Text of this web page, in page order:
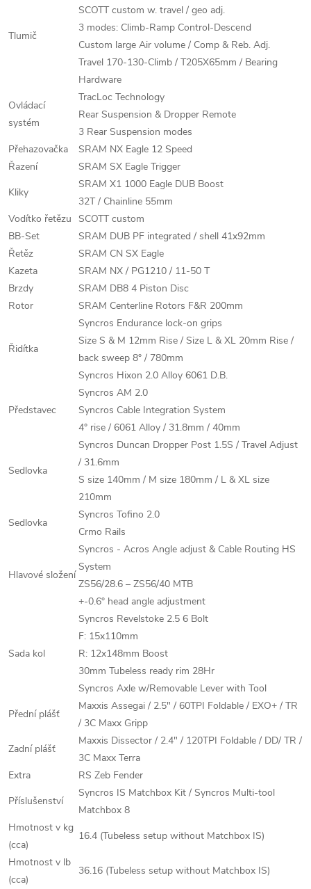
Tlumič
SCOTT custom w. travel / geo adj.
3 modes: Climb-Ramp Control-Descend
Custom large Air volume / Comp & Reb. Adj.
Travel 170-130-Climb / T205X65mm / Bearing
Hardware
Ovládací
systém
TracLoc Technology
Rear Suspension & Dropper Remote
3 Rear Suspension modes
Přehazovačka
SRAM NX Eagle 12 Speed
Řazení
SRAM SX Eagle Trigger
Kliky
SRAM X1 1000 Eagle DUB Boost
32T / Chainline 55mm
Vodítko řetězu
SCOTT custom
BB-Set
SRAM DUB PF integrated / shell 41x92mm
Řetěz
SRAM CN SX Eagle
Kazeta
SRAM NX / PG1210 / 11-50 T
Brzdy
SRAM DB8 4 Piston Disc
Rotor
SRAM Centerline Rotors F&R 200mm
Řidítka
Syncros Endurance lock-on grips
Size S & M 12mm Rise / Size L & XL 20mm Rise /
back sweep 8° / 780mm
Syncros Hixon 2.0 Alloy 6061 D.B.
Představec
Syncros AM 2.0
Syncros Cable Integration System
4° rise / 6061 Alloy / 31.8mm / 40mm
Sedlovka
Syncros Duncan Dropper Post 1.5S / Travel Adjust
/ 31.6mm
S size 140mm / M size 180mm / L & XL size
210mm
Sedlovka
Syncros Tofino 2.0
Crmo Rails
Hlavové složení
Syncros - Acros Angle adjust & Cable Routing HS
System
ZS56/28.6 – ZS56/40 MTB
+-0.6° head angle adjustment
Sada kol
Syncros Revelstoke 2.5 6 Bolt
F: 15x110mm
R: 12x148mm Boost
30mm Tubeless ready rim 28Hr
Syncros Axle w/Removable Lever with Tool
Přední plášť
Maxxis Assegai / 2.5" / 60TPI Foldable / EXO+ / TR
/ 3C Maxx Gripp
Zadní plášť
Maxxis Dissector / 2.4" / 120TPI Foldable / DD/ TR /
3C Maxx Terra
Extra
RS Zeb Fender
Příslušenství
Syncros IS Matchbox Kit / Syncros Multi-tool
Matchbox 8
Hmotnost v kg
(cca)
16.4 (Tubeless setup without Matchbox IS)
Hmotnost v lb
(cca)
36.16 (Tubeless setup without Matchbox IS)